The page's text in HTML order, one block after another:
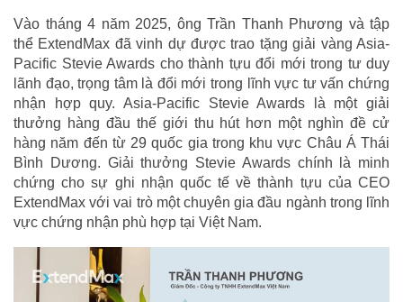
Vào tháng 4 năm 2025, ông Trần Thanh Phương và tập
thể ExtendMax đã vinh dự được trao tặng giải vàng Asia-
Pacific Stevie Awards cho thành tựu đổi mới trong tư duy
lãnh đạo, trọng tâm là đổi mới trong lĩnh vực tư vấn chứng
nhận hợp quy. Asia-Pacific Stevie Awards là một giải
thưởng hàng đầu thế giới thu hút hơn một nghìn đề cử
hàng năm đến từ 29 quốc gia trong khu vực Châu Á Thái
Bình Dương. Giải thưởng Stevie Awards chính là minh
chứng cho sự ghi nhận quốc tế về thành tựu của CEO
ExtendMax với vai trò một chuyên gia đầu ngành trong lĩnh
vực chứng nhận phù hợp tại Việt Nam.